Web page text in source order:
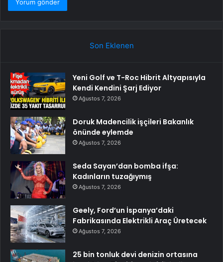
Son Eklenen
Yeni Golf ve T-Roc Hibrit Altyapısıyla
Kendi Kendini Şarj Ediyor
Ağustos 7, 2026
Doruk Madencilik işçileri Bakanlık
önünde eylemde
Ağustos 7, 2026
Seda Sayan’dan bomba ifşa:
Kadınların tuzağıymış
Ağustos 7, 2026
Geely, Ford’un İspanya’daki
Fabrikasında Elektrikli Araç Üretecek
Ağustos 7, 2026
25 bin tonluk devi denizin ortasına